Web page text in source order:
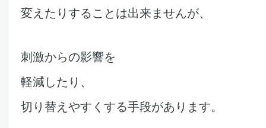
変えたりすることは出来ませんが、
刺激からの影響を
軽減したり、
切り替え やすくする手段があります。